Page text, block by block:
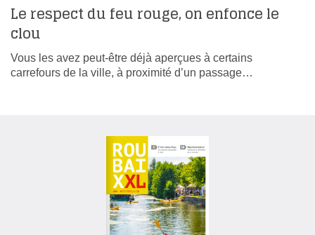
Le respect du feu rouge, on enfonce le
clou
Vous les avez peut-être déjà aperçues à certains
carrefours de la ville, à proximité d’un passage…